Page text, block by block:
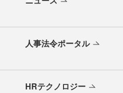
人事法令ポータル
HRテクノロジー